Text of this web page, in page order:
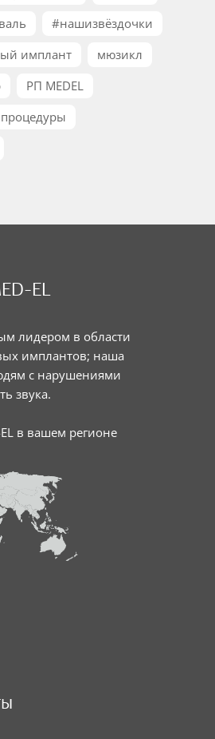
#нашизвёздочки
имплант
мюзикл
РП MEDEL
EL
лидером в области
имплантов; наша
с нарушениями
звука.
в вашем регионе